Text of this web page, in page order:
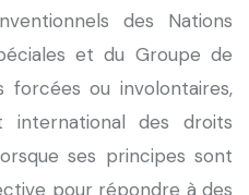
des Nations
et du Groupe de
forcées ou involontaires,
international des droits
ses principes sont
pour répondre à des